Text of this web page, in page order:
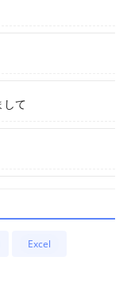
して
Excel